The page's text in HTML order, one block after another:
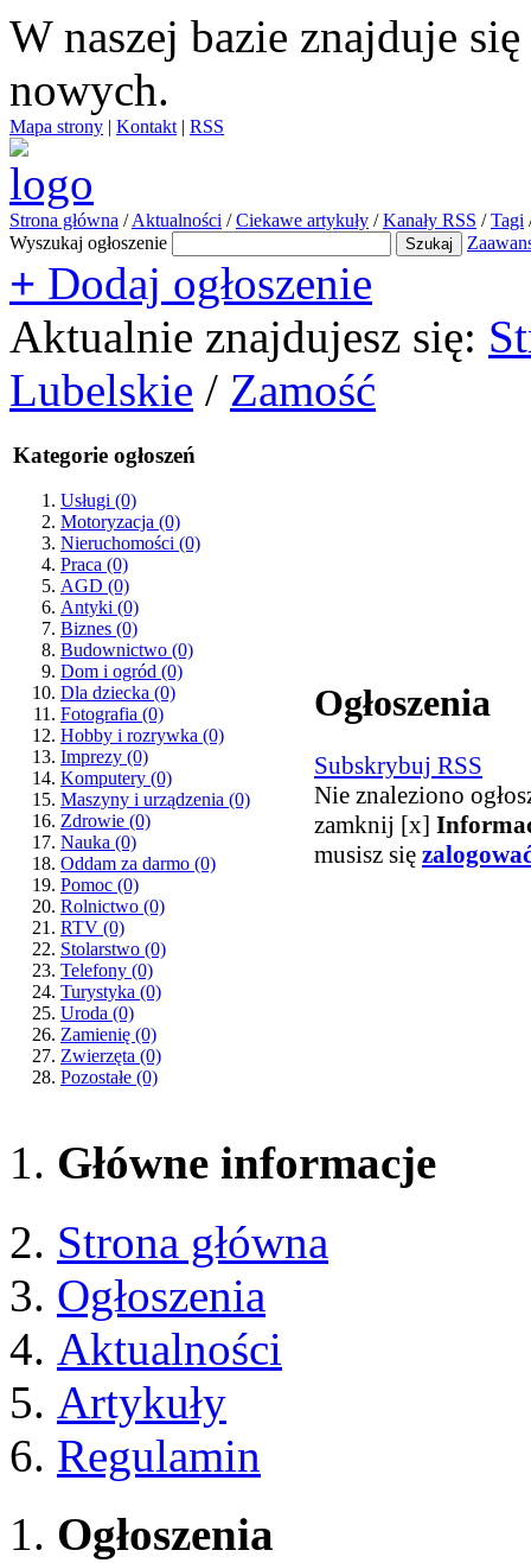
W naszej bazie znajduje się
nowych.
Mapa strony | Kontakt | RSS
Strona główna / Aktualności / Ciekawe artykuły / Kanały RSS / Tagi
Wyszukaj ogłoszenie
+ Dodaj ogłoszenie
Aktualnie znajdujesz się:
Lubelskie / Zamość
Kategorie ogłoszeń
Usługi (0)
Motoryzacja (0)
Nieruchomości (0)
Praca (0)
AGD (0)
Antyki (0)
Biznes (0)
Budownictwo (0)
Dom i ogród (0)
Dla dziecka (0)
Fotografia (0)
Hobby i rozrywka (0)
Imprezy (0)
Komputery (0)
Maszyny i urządzenia (0)
Zdrowie (0)
Nauka (0)
Oddam za darmo (0)
Pomoc (0)
Rolnictwo (0)
RTV (0)
Stolarstwo (0)
Telefony (0)
Turystyka (0)
Uroda (0)
Zamienię (0)
Zwierzęta (0)
Pozostałe (0)
Ogłoszenia
Subskrybuj RSS
Nie znaleziono
zamknij [x]
musisz się
Główne informacje
Strona główna
Ogłoszenia
Aktualności
Artykuły
Regulamin
Ogłoszenia